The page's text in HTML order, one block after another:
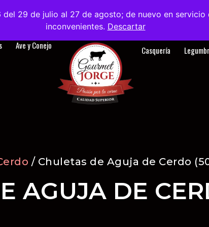
29 de julio al 27 de agosto; de nuevo en
inconvenientes. Descartar
Sobre nosotros Blog Contacto ES
Ave y Conejo Casquería
/ Chuletas de Aguja de Cerdo
AGUJA DE